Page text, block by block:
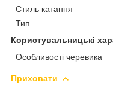
Стиль катання
Тип
Користувальницькі
Особливості черевика
Приховати